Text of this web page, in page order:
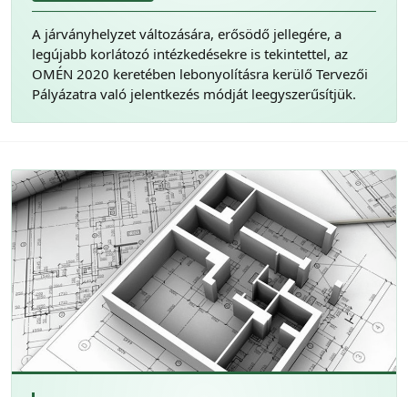
A járványhelyzet változására, erősödő jellegére, a
legújabb korlátozó intézkedésekre is tekintettel, az
OMÉN 2020 keretében lebonyolításra kerülő Tervezői
Pályázatra való jelentkezés módját leegyszerűsítjük.